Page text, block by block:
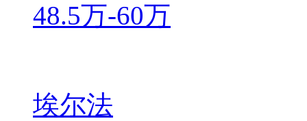
48.5万-60万
埃尔法